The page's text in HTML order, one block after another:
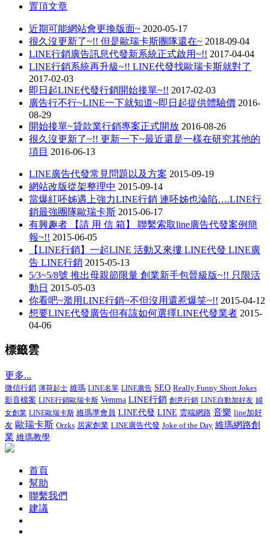
置頂文章
近期可能網站會更換版面~ 2020-05-17
很久沒更新了~!! 但是歐瑞卡斯團隊還在~ 2018-09-04
LINE行銷廣告訊息代發新系統正式啟用~!! 2017-04-04
LINE行銷系統再升級~!! LINE代發找歐瑞卡斯就對了
2017-02-03
即日起LINE代發行銷開始接單~!! 2017-02-03
廣告行不行~LINE一下就知道~即日起提供體驗價 2016-
08-29
開始接單~貸款業行銷專案正式開放 2016-08-26
很久沒更新了~!! 更新一下~最近還是一樣在研究其他的
項目 2016-06-13
LINE廣告代發常見問題以及方案 2015-09-19
網站改版從架整理中 2015-09-14
當爆紅呸姊遇上強力LINE行銷 連呸姊也淪陷….LINE行
銷最強團隊歐瑞卡斯 2015-06-17
有興趣者 【請 用 信 箱】 聯繫索取line廣告代發案例簡
報~!! 2015-06-05
【LINE行銷】一起LINE 活動又來摟 LINE代發 LINE廣
告 LINE行銷 2015-05-13
5/3~5/8號 推出母親節限量 創業新手包晉級版~!! 只限活
動日 2015-05-03
你看吧~濫用LINE行銷~不但沒用還惹爆笑~!! 2015-04-12
想要LINE代發廣告但有該如何選擇LINE代發業者 2015-
04-06
標籤雲
更多...
微信行銷 薄荷起士 維瑪 LINE名單 LINE廣告 SEO Really Funny Short Jokes
影音檔案 LINE行銷歐瑞卡斯 Vemma LINE行銷 創意行銷 LINE自動加好友 婦
女創業 LINE歐瑞卡斯 維瑪準會員 LINE代發 LINE 雲端網路 音樂 line加好
友 歐瑞卡斯 Orzks 居家創業 LINE廣告代發 Joke of the Day 維瑪網路創
業 維瑪教學
首頁
幫助
聯繫我們
建議